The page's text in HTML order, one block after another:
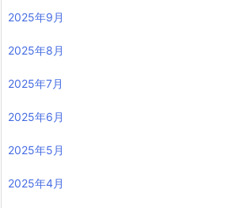
2025年9月
2025年8月
2025年7月
2025年6月
2025年5月
2025年4月